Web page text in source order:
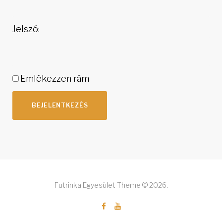
Jelszó:
Emlékezzen rám
BEJELENTKEZÉS
Futrinka Egyesület Theme © 2026.